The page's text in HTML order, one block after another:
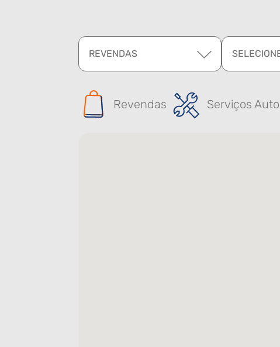
REVENDAS
Revendas Serviços